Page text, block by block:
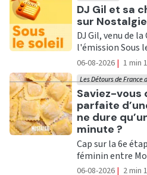
Ecouter
DJ Gil et sa
sur Nostalgie
DJ Gil, venu de
l'émission Sous
06-08-2026 | 1 min
Ecouter
Saviez-vous
parfaite
ne dure
minute ?
Les Détours de France
Cap sur la 6e
féminin entre
06-08-2026 | 2 min